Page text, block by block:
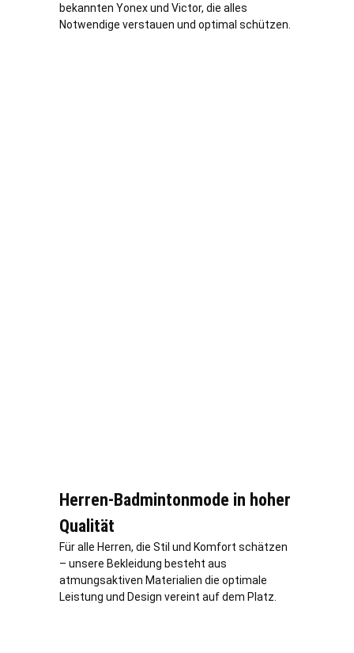
bekannten Yonex und Victor, die alles
Notwendige verstauen und optimal schützen.
Herren-Badmintonmode in hoher
Qualität
Für alle Herren, die Stil und Komfort schätzen
– unsere Bekleidung besteht aus
atmungsaktiven Materialien die optimale
Leistung und Design vereint auf dem Platz.